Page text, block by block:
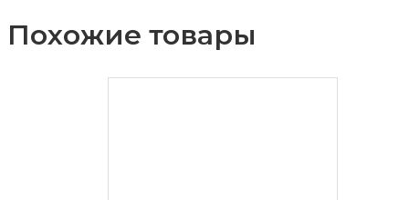
Похожие товары